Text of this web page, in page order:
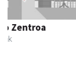
Egape Ikastola
Urnieta - Hezkuntza